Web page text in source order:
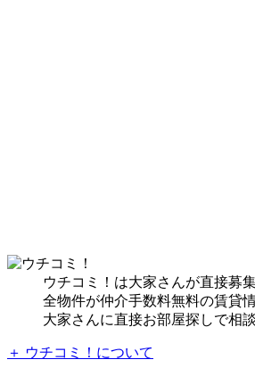
ウチコミ！は大家さんが直接募
全物件が仲介手数料無料の賃貸
大家さんに直接お部屋探しで相
＋ ウチコミ！について